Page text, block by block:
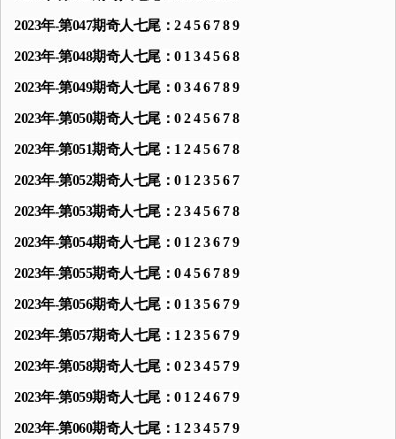
2023年-第047期奇人七尾：2 4 5 6 7 8 9
2023年-第048期奇人七尾：0 1 3 4 5 6 8
2023年-第049期奇人七尾：0 3 4 6 7 8 9
2023年-第050期奇人七尾：0 2 4 5 6 7 8
2023年-第051期奇人七尾：1 2 4 5 6 7 8
2023年-第052期奇人七尾：0 1 2 3 5 6 7
2023年-第053期奇人七尾：2 3 4 5 6 7 8
2023年-第054期奇人七尾：0 1 2 3 6 7 9
2023年-第055期奇人七尾：0 4 5 6 7 8 9
2023年-第056期奇人七尾：0 1 3 5 6 7 9
2023年-第057期奇人七尾：1 2 3 5 6 7 9
2023年-第058期奇人七尾：0 2 3 4 5 7 9
2023年-第059期奇人七尾：0 1 2 4 6 7 9
2023年-第060期奇人七尾：1 2 3 4 5 7 9